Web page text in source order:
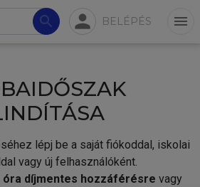
search person BELÉPÉS menu
lépj be a saját fiókoddal, iskolai
vagy új felhasználóként.
óra díjmentes hozzáférésre vagy